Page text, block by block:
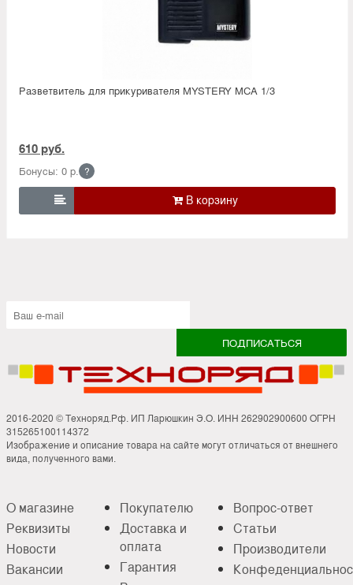
Разветвитель для прикуривателя MYSTERY MCA 1/3
610 руб.
Бонусы: 0 р. ?

2016-2020 © Техноряд.Рф. ИП Ларюшкин Э.О. ИНН 262902900600 ОГРН
315265100114372
Изображение и описание товара на сайте могут отличаться от внешнего
вида, полученного вами.
О магазине
Реквизиты
Новости
Вакансии
Покупателю
Доставка и
оплата
Гарантия
Вопрос-ответ
Статьи
Производители